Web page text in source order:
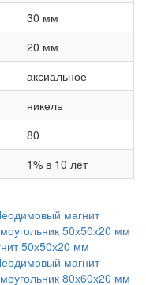
30 мм
20 мм
аксиальное
никель
80
1% в 10 лет
50х50х20 мм